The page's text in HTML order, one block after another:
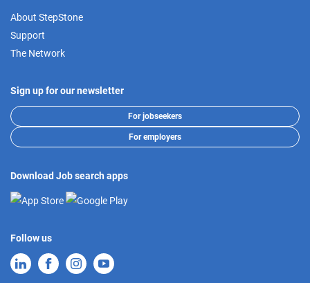
About StepStone
Support
The Network
Sign up for our newsletter
For jobseekers
For employers
Download Job search apps
Follow us